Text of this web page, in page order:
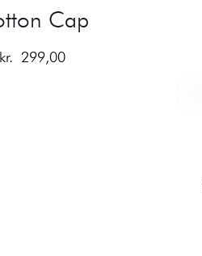
Cap
kr. 299,00